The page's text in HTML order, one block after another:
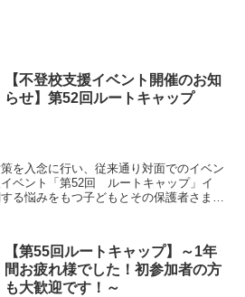
【不登校支援イベント開催のお知
らせ】第52回ルートキャップ
を入念に行い、従来通り対面でのイベン
イベント「第52回 ルートキャップ」イ
る悩みをもつ子どもとその保護者さまに
【第55回ルートキャップ】～1年
間お疲れ様でした！初参加者の方
も大歓迎です！～